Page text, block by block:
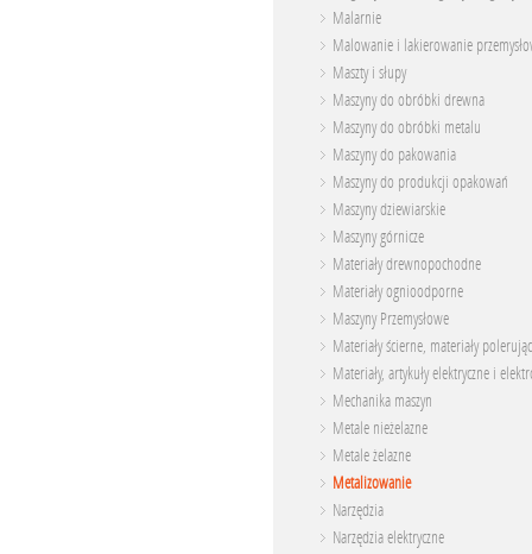
Malarnie
Malowanie i lakierowanie
Maszty i słupy
Maszyny do obróbki drewna
Maszyny do obróbki metalu
Maszyny do pakowania
Maszyny do produkcji opakowań
Maszyny dziewiarskie
Maszyny górnicze
Materiały drewnopochodne
Materiały ognioodporne
Maszyny Przemysłowe
Materiały ścierne, materiały
Materiały, artykuły elektryczne i
Mechanika maszyn
Metale nieżelazne
Metale żelazne
Metalizowanie
Narzędzia
Narzędzia elektryczne